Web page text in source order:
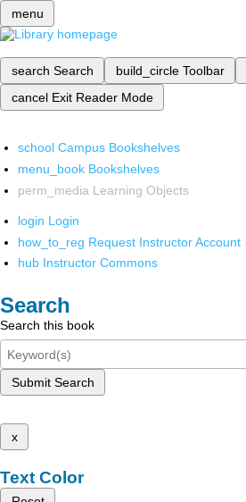
menu
search Search build_circle Toolbar
cancel Exit Reader Mode
school Campus Bookshelves
menu_book Bookshelves
perm_media Learning Objects
login Login
how_to_reg Request Instructor Account
hub Instructor Commons
Search
Search this book
Submit Search
x
Text Color